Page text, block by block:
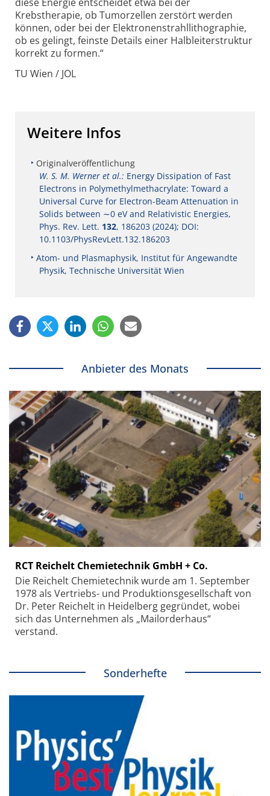
Krebstherapie, ob Tumorzellen zerstört werden
können, oder bei der Elektronen­strahllithographie,
ob es gelingt, feinste Details einer Halbleiter­struktur
korrekt zu formen.“
TU Wien / JOL
Weitere Infos
Originalveröffentlichung
W. S. M. Werner et al.: Energy Dissipation of Fast
Electrons in Polymethylmethacrylate: Toward a
Universal Curve for Electron-Beam Attenuation in
Solids between ∼0 eV and Relativistic Energies,
Phys. Rev. Lett. 132, 186203 (2024); DOI:
10.1103/PhysRevLett.132.186203
Atom- und Plasmaphysik, Institut für Angewandte
Physik, Technische Universität Wien
Anbieter des Monats
RCT Reichelt Chemietechnik GmbH + Co.
Die Reichelt Chemietechnik wurde am 1. September
1978 als Vertriebs- und Produktionsgesellschaft von
Dr. Peter Reichelt in Heidelberg gegründet, wobei
sich das Unternehmen als „Mailorderhaus“
verstand.
Sonderhefte